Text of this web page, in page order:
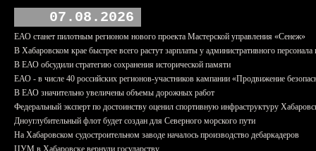
07.08.2026
ЕАО станет пилотным регионом нового проекта Мастерской управления «Сенеж»
В Хабаровском крае быстрее всего растут зарплаты у административного персонала
В ЕАО обсудили стратегию сохранения исторической памяти
ЕАО - в числе 40 российских регионов-участников кампании «Продвижение
В ЕАО значительно увеличены объемы дорожных работ
Федеральный эксперт по достоинству оценил спортивную инфраструктуру
Дноуглубительный флот будет создан для Северного морского пути
На Хабаровском судостроительном заводе началось производство дебаркадеров
ЦУМ в Хабаровске вернули государству